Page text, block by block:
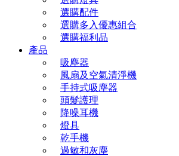
選購配件
選購多入優惠組合
選購福利品
產品
吸塵器
風扇及空氣清淨機
手持式吸塵器
頭髮護理
降噪耳機
燈具
乾手機
過敏和灰塵